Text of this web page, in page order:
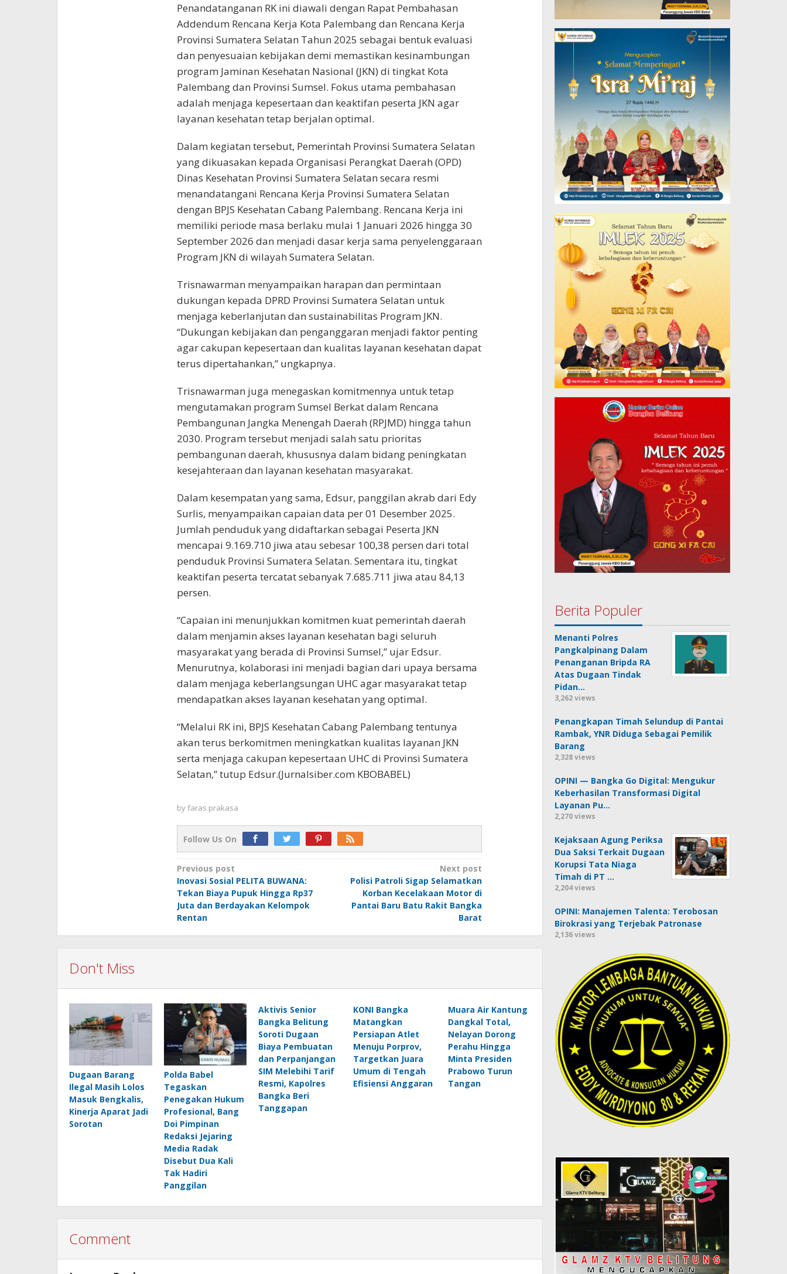
Penandatanganan RK ini diawali dengan Rapat Pembahasan
Addendum Rencana Kerja Kota Palembang dan Rencana Kerja
Provinsi Sumatera Selatan Tahun 2025 sebagai bentuk evaluasi
dan penyesuaian kebijakan demi memastikan kesinambungan
program Jaminan Kesehatan Nasional (JKN) di tingkat Kota
Palembang dan Provinsi Sumsel. Fokus utama pembahasan
adalah menjaga kepesertaan dan keaktifan peserta JKN agar
layanan kesehatan tetap berjalan optimal.
Dalam kegiatan tersebut, Pemerintah Provinsi Sumatera Selatan
yang dikuasakan kepada Organisasi Perangkat Daerah (OPD)
Dinas Kesehatan Provinsi Sumatera Selatan secara resmi
menandatangani Rencana Kerja Provinsi Sumatera Selatan
dengan BPJS Kesehatan Cabang Palembang. Rencana Kerja ini
memiliki periode masa berlaku mulai 1 Januari 2026 hingga 30
September 2026 dan menjadi dasar kerja sama penyelenggaraan
Program JKN di wilayah Sumatera Selatan.
Trisnawarman menyampaikan harapan dan permintaan
dukungan kepada DPRD Provinsi Sumatera Selatan untuk
menjaga keberlanjutan dan sustainabilitas Program JKN.
“Dukungan kebijakan dan penganggaran menjadi faktor penting
agar cakupan kepesertaan dan kualitas layanan kesehatan dapat
terus dipertahankan,” ungkapnya.
Trisnawarman juga menegaskan komitmennya untuk tetap
mengutamakan program Sumsel Berkat dalam Rencana
Pembangunan Jangka Menengah Daerah (RPJMD) hingga tahun
2030. Program tersebut menjadi salah satu prioritas
pembangunan daerah, khususnya dalam bidang peningkatan
kesejahteraan dan layanan kesehatan masyarakat.
Dalam kesempatan yang sama, Edsur, panggilan akrab dari Edy
Surlis, menyampaikan capaian data per 01 Desember 2025.
Jumlah penduduk yang didaftarkan sebagai Peserta JKN
mencapai 9.169.710 jiwa atau sebesar 100,38 persen dari total
penduduk Provinsi Sumatera Selatan. Sementara itu, tingkat
keaktifan peserta tercatat sebanyak 7.685.711 jiwa atau 84,13
persen.
“Capaian ini menunjukkan komitmen kuat pemerintah daerah
dalam menjamin akses layanan kesehatan bagi seluruh
masyarakat yang berada di Provinsi Sumsel,” ujar Edsur.
Menurutnya, kolaborasi ini menjadi bagian dari upaya bersama
dalam menjaga keberlangsungan UHC agar masyarakat tetap
mendapatkan akses layanan kesehatan yang optimal.
“Melalui RK ini, BPJS Kesehatan Cabang Palembang tentunya
akan terus berkomitmen meningkatkan kualitas layanan JKN
serta menjaga cakupan kepesertaan UHC di Provinsi Sumatera
Selatan,” tutup Edsur.(Jurnalsiber.com KBOBABEL)
by faras prakasa
Follow Us On
Post
navigation
Previous post
Inovasi Sosial PELITA BUWANA:
Tekan Biaya Pupuk Hingga Rp37
Juta dan Berdayakan Kelompok
Rentan
Next post
Polisi Patroli Sigap Selamatkan
Korban Kecelakaan Motor di
Pantai Baru Batu Rakit Bangka
Barat
Don't Miss
Dugaan Barang
Ilegal Masih Lolos
Masuk Bengkalis,
Kinerja Aparat Jadi
Sorotan
Polda Babel
Tegaskan
Penegakan Hukum
Profesional, Bang
Doi Pimpinan
Redaksi Jejaring
Media Radak
Disebut Dua Kali
Tak Hadiri
Panggilan
Aktivis Senior
Bangka Belitung
Soroti Dugaan
Biaya Pembuatan
dan Perpanjangan
SIM Melebihi Tarif
Resmi, Kapolres
Bangka Beri
Tanggapan
KONI Bangka
Matangkan
Persiapan Atlet
Menuju Porprov,
Targetkan Juara
Umum di Tengah
Efisiensi Anggaran
Muara Air Kantung
Dangkal Total,
Nelayan Dorong
Perahu Hingga
Minta Presiden
Prabowo Turun
Tangan
Comment
Berita Populer
Menanti Polres
Pangkalpinang Dalam
Penanganan Bripda RA
Atas Dugaan Tindak
Pidan…
3,262 views
Penangkapan Timah Selundup di Pantai
Rambak, YNR Diduga Sebagai Pemilik
Barang
2,328 views
OPINI — Bangka Go Digital: Mengukur
Keberhasilan Transformasi Digital
Layanan Pu…
2,270 views
Kejaksaan Agung Periksa
Dua Saksi Terkait Dugaan
Korupsi Tata Niaga
Timah di PT …
2,204 views
OPINI: Manajemen Talenta: Terobosan
Birokrasi yang Terjebak Patronase
2,136 views